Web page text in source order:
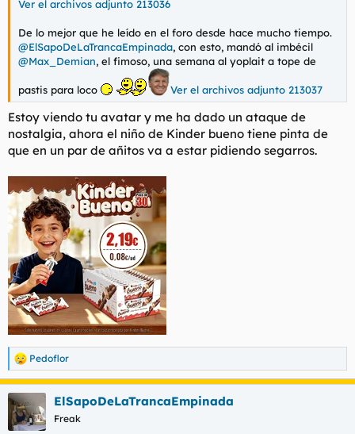
Ver el archivos adjunto 213036
De lo mejor que he leído en el foro desde hace mucho tiempo.
@ElSapoDeLaTrancaEmpinada, con esto, mandó al imbécil
@Max_Demian, el fimoso, una semana al yoplait a tope de
pastis para loco Ver el archivos adjunto 213037
Estoy viendo tu avatar y me ha dado un ataque de
nostalgia, ahora el niño de Kinder bueno tiene pinta de
que en un par de añitos va a estar pidiendo segarros.
R
e
a
c
c
i
Pedoflor
ElSapoDeLaTrancaEmpinada
Freak